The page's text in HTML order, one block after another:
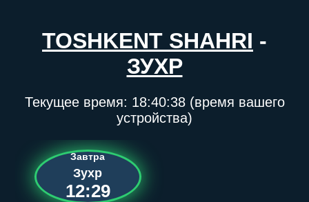
TOSHKENT SHAHRI -
ЗУХР
Текущее время: 18:40:38(время вашего
устройства)
Завтра
Зухр
12:29